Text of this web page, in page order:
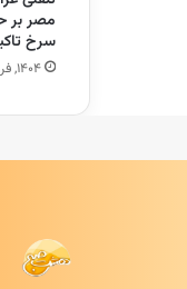
مصر بر
سرخ
۱۴۰۴, فروردین ۲